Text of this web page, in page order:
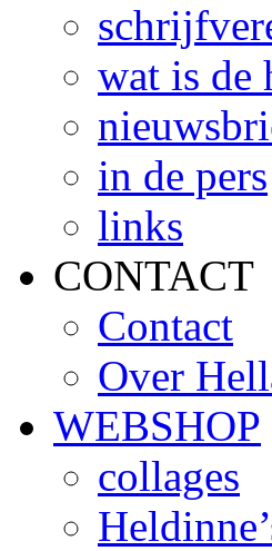
wat is de
in de pers
links
CONTACT
Contact
Over
WEBSHOP
collages